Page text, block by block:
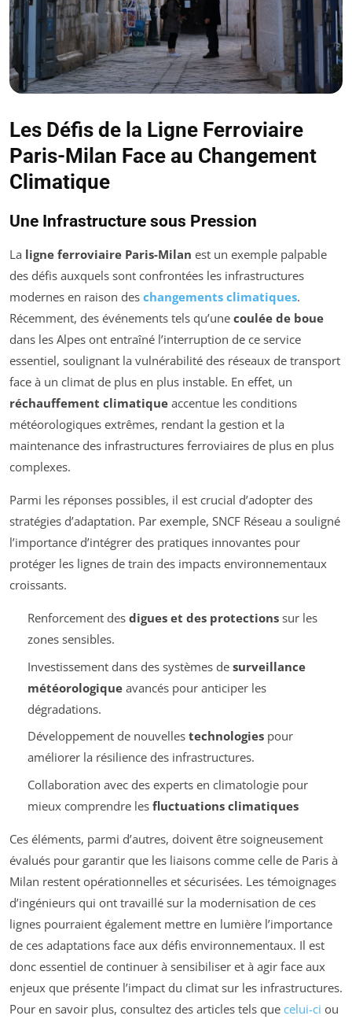
Les Défis de la Ligne Ferroviaire
Paris-Milan Face au Changement
Climatique
Une Infrastructure sous Pression
La ligne ferroviaire Paris-Milan est un exemple palpable
des défis auxquels sont confrontées les infrastructures
modernes en raison des changements climatiques.
Récemment, des événements tels qu’une coulée de boue
dans les Alpes ont entraîné l’interruption de ce service
essentiel, soulignant la vulnérabilité des réseaux de transport
face à un climat de plus en plus instable. En effet, un
réchauffement climatique accentue les conditions
météorologiques extrêmes, rendant la gestion et la
maintenance des infrastructures ferroviaires de plus en plus
complexes.
Parmi les réponses possibles, il est crucial d’adopter des
stratégies d’adaptation. Par exemple, SNCF Réseau a souligné
l’importance d’intégrer des pratiques innovantes pour
protéger les lignes de train des impacts environnementaux
croissants.
Renforcement des digues et des protectionssur les
zones sensibles.
Investissement dans des systèmes de surveillance
météorologiqueavancés pour anticiper les
dégradations.
Développement de nouvelles technologiespour
améliorer la résilience des infrastructures.
Collaboration avec des experts en climatologie pour
mieux comprendre les fluctuations climatiques
Ces éléments, parmi d’autres, doivent être soigneusement
évalués pour garantir que les liaisons comme celle de Paris à
Milan restent opérationnelles et sécurisées. Les témoignages
d’ingénieurs qui ont travaillé sur la modernisation de ces
lignes pourraient également mettre en lumière l’importance
de ces adaptations face aux défis environnementaux. Il est
donc essentiel de continuer à sensibiliser et à agir face aux
enjeux que présente l’impact du climat sur les infrastructures.
Pour en savoir plus, consultez des articles tels que celui-ci ou